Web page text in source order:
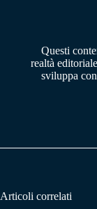
Questi
realtà
sviluppa
Articoli correlati